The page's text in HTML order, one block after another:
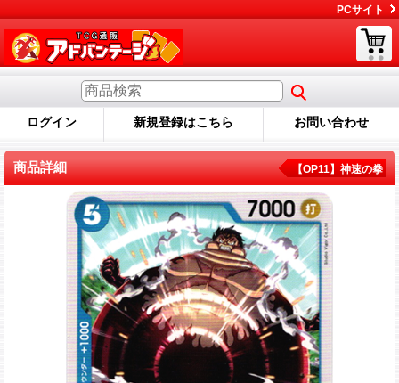
PCサイト
ログイン 新規登録はこちら お問い合わせ
商品詳細 【OP11】神速の拳